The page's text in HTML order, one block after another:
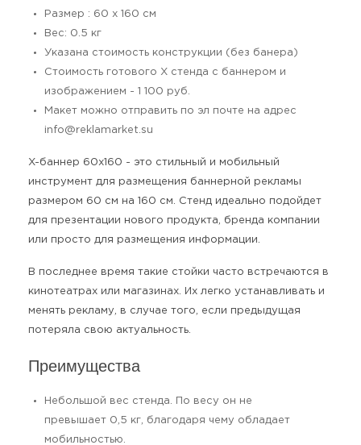
Размер : 60 х 160 см
Вес: 0.5 кг
Указана стоимость конструкции (без банера)
Стоимость готового Х стенда с баннером и
изображением - 1 100 руб.
Макет можно отправить по эл почте на адрес
info@reklamarket.su
X-баннер 60х160 - это стильный и мобильный
инструмент для размещения баннерной рекламы
размером 60 см на 160 см. Стенд идеально подойдет
для презентации нового продукта, бренда компании
или просто для размещения информации.
В последнее время такие стойки часто встречаются в
кинотеатрах или магазинах. Их легко устанавливать и
менять рекламу, в случае того, если предыдущая
потеряла свою актуальность.
Преимущества
Небольшой вес стенда. По весу он не
превышает 0,5 кг, благодаря чему обладает
мобильностью.